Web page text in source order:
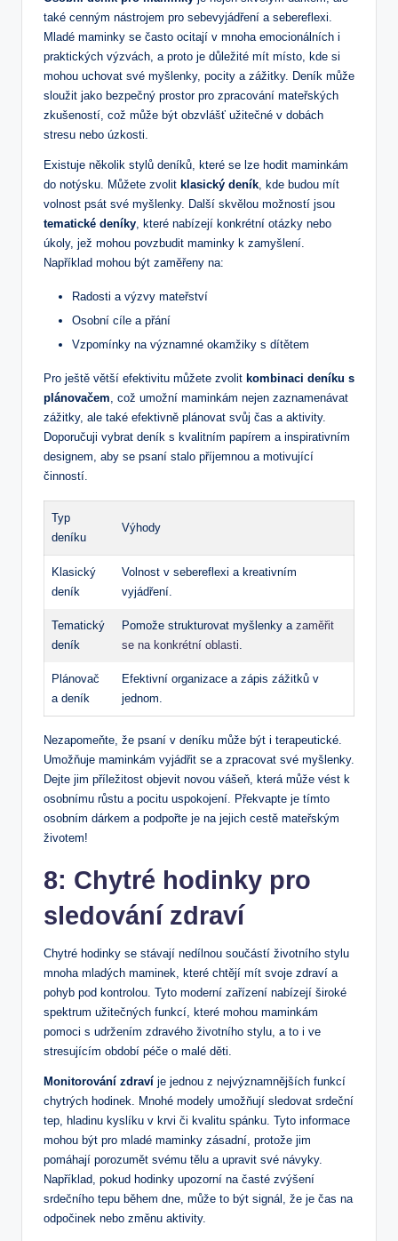
také cenným nástrojem pro sebevyjádření a sebereflexi.
Mladé maminky se často ocitají v ⁢mnoha emocionálních i
praktických výzvách,​ a proto je důležité mít místo, ‍kde si
mohou ​uchovat své myšlenky, pocity a zážitky. Deník může
sloužit jako bezpečný prostor pro zpracování mateřských
zkušeností, což může‌ být obzvlášť ⁣užitečné v dobách
stresu nebo úzkosti.
Existuje několik stylů‍ deníků, které se lze hodit maminkám
do notýsku. Můžete zvolit klasický deník , ⁣kde budou mít
volnost psát své myšlenky. Další skvělou možností jsou ⁢
tematické⁤ deníky , které ⁤nabízejí konkrétní otázky nebo
úkoly, jež mohou‌ povzbudit maminky k zamyšlení.
Například mohou být zaměřeny na:
Radosti a výzvy mateřství
Osobní cíle a přání
Vzpomínky ⁤na významné okamžiky s​ dítětem
Pro ještě větší efektivitu ​můžete zvolit kombinaci deníku s
⁢plánovačem, což umožní maminkám nejen zaznamenávat
zážitky, ale také efektivně plánovat svůj ‌čas a aktivity.
Doporučuji ‍vybrat deník ‌s ‍kvalitním ⁤papírem a inspirativním
designem, aby se psaní stalo příjemnou a motivující
činností.
Typ
deníku
Výhody
Klasický
deník
Volnost v sebereflexi a kreativním
vyjádření.
Tematický
deník
Pomože strukturovat myšlenky a zaměřit
se na konkrétní oblasti.
Plánovač
a​ deník
Efektivní organizace a zápis zážitků v
jednom.
Nezapomeňte, že psaní v deníku ‌může být i terapeutické.
Umožňuje maminkám vyjádřit se a zpracovat své myšlenky.
Dejte jim⁤ příležitost objevit novou vášeň, která může vést‍ k
osobnímu růstu a pocitu uspokojení. Překvapte je tímto⁣
osobním dárkem a podpořte je na jejich cestě mateřským
⁤životem!
8: Chytré hodinky pro⁢
sledování zdraví
Chytré hodinky se stávají nedílnou součástí životního stylu
mnoha mladých maminek, které chtějí mít svoje zdraví a
pohyb pod ⁢kontrolou. Tyto moderní zařízení nabízejí široké⁤
spektrum užitečných funkcí, které mohou maminkám
⁤pomoci s udržením zdravého životního stylu, a to i ve
stresujícím období péče o malé děti.
Monitorování zdraví je jednou z nejvýznamnějších funkcí
chytrých hodinek. Mnohé modely umožňují​ sledovat srdeční
tep, hladinu ⁢kyslíku v krvi či⁢ kvalitu ‍spánku. Tyto informace
mohou být pro ⁣mladé maminky zásadní, protože jim
pomáhají porozumět svému tělu a upravit své návyky.
Například, pokud hodinky upozorní na časté zvýšení
srdečního tepu během dne, může to být signál, že je čas na⁢
odpočinek ‌nebo změnu aktivity.